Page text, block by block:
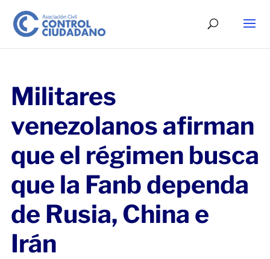
Militares
venezolanos afirman
que el régimen busca
que la Fanb dependa
de Rusia, China e
Irán